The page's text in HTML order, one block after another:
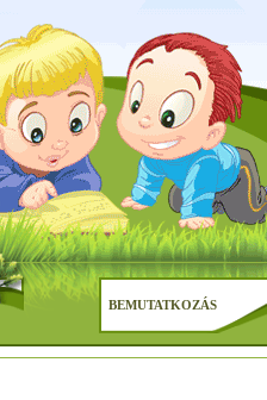
BEMUTATKOZÁS